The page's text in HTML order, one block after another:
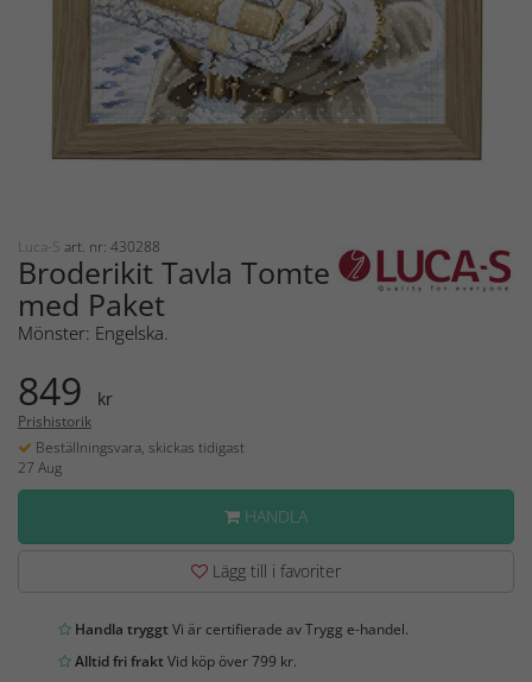
Luca-S art. nr: 430288
Broderikit Tavla Tomte
med Paket
Mönster: Engelska.
849 kr
Prishistorik
Beställningsvara, skickas tidigast
27 Aug
HANDLA
Lägg till i favoriter
Handla tryggtVi är certifierade av Trygg e-handel.
Alltid fri fraktVid köp över 799 kr.